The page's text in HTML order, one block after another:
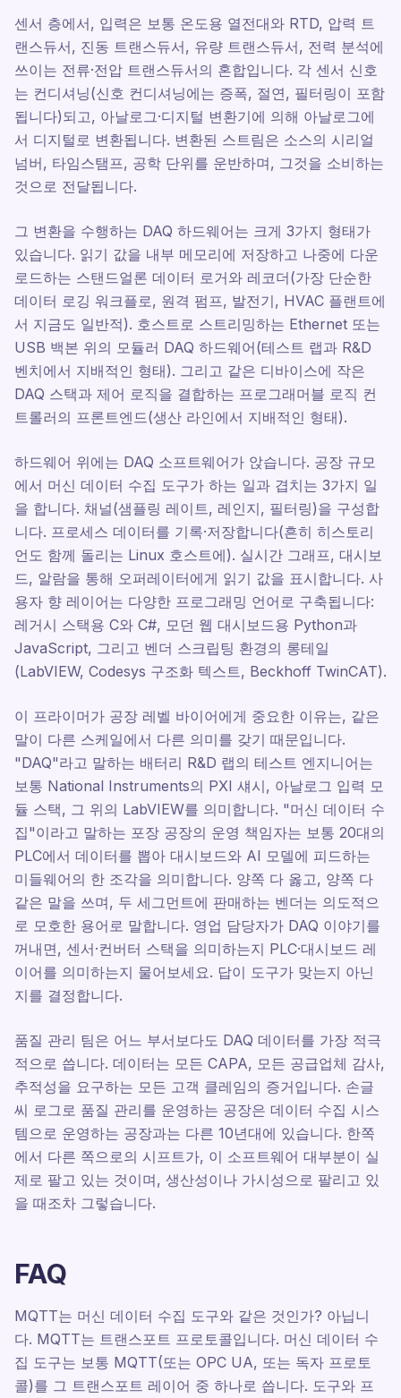
센서 층에서, 입력은 보통 온도용 열전대와 RTD, 압력 트
랜스듀서, 진동 트랜스듀서, 유량 트랜스듀서, 전력 분석에
쓰이는 전류·전압 트랜스듀서의 혼합입니다. 각 센서 신호
는 컨디셔닝(신호 컨디셔닝에는 증폭, 절연, 필터링이 포함
됩니다)되고, 아날로그·디지털 변환기에 의해 아날로그에
서 디지털로 변환됩니다. 변환된 스트림은 소스의 시리얼
넘버, 타임스탬프, 공학 단위를 운반하며, 그것을 소비하는
것으로 전달됩니다.
그 변환을 수행하는 DAQ 하드웨어는 크게 3가지 형태가
있습니다. 읽기 값을 내부 메모리에 저장하고 나중에 다운
로드하는 스탠드얼론 데이터 로거와 레코더(가장 단순한
데이터 로깅 워크플로, 원격 펌프, 발전기, HVAC 플랜트에
서 지금도 일반적). 호스트로 스트리밍하는 Ethernet 또는
USB 백본 위의 모듈러 DAQ 하드웨어(테스트 랩과 R&D
벤치에서 지배적인 형태). 그리고 같은 디바이스에 작은
DAQ 스택과 제어 로직을 결합하는 프로그래머블 로직 컨
트롤러의 프론트엔드(생산 라인에서 지배적인 형태).
하드웨어 위에는 DAQ 소프트웨어가 앉습니다. 공장 규모
에서 머신 데이터 수집 도구가 하는 일과 겹치는 3가지 일
을 합니다. 채널(샘플링 레이트, 레인지, 필터링)을 구성합
니다. 프로세스 데이터를 기록·저장합니다(흔히 히스토리
언도 함께 돌리는 Linux 호스트에). 실시간 그래프, 대시보
드, 알람을 통해 오퍼레이터에게 읽기 값을 표시합니다. 사
용자 향 레이어는 다양한 프로그래밍 언어로 구축됩니다:
레거시 스택용 C와 C#, 모던 웹 대시보드용 Python과
JavaScript, 그리고 벤더 스크립팅 환경의 롱테일
(LabVIEW, Codesys 구조화 텍스트, Beckhoff TwinCAT).
이 프라이머가 공장 레벨 바이어에게 중요한 이유는, 같은
말이 다른 스케일에서 다른 의미를 갖기 때문입니다.
"DAQ"라고 말하는 배터리 R&D 랩의 테스트 엔지니어는
보통 National Instruments의 PXI 섀시, 아날로그 입력 모
듈 스택, 그 위의 LabVIEW를 의미합니다. "머신 데이터 수
집"이라고 말하는 포장 공장의 운영 책임자는 보통 20대의
PLC에서 데이터를 뽑아 대시보드와 AI 모델에 피드하는
미들웨어의 한 조각을 의미합니다. 양쪽 다 옳고, 양쪽 다
같은 말을 쓰며, 두 세그먼트에 판매하는 벤더는 의도적으
로 모호한 용어로 말합니다. 영업 담당자가 DAQ 이야기를
꺼내면, 센서·컨버터 스택을 의미하는지 PLC·대시보드 레
이어를 의미하는지 물어보세요. 답이 도구가 맞는지 아닌
지를 결정합니다.
품질 관리 팀은 어느 부서보다도 DAQ 데이터를 가장 적극
적으로 씁니다. 데이터는 모든 CAPA, 모든 공급업체 감사,
추적성을 요구하는 모든 고객 클레임의 증거입니다. 손글
씨 로그로 품질 관리를 운영하는 공장은 데이터 수집 시스
템으로 운영하는 공장과는 다른 10년대에 있습니다. 한쪽
에서 다른 쪽으로의 시프트가, 이 소프트웨어 대부분이 실
제로 팔고 있는 것이며, 생산성이나 가시성으로 팔리고 있
을 때조차 그렇습니다.
FAQ
MQTT는 머신 데이터 수집 도구와 같은 것인가? 아닙니
다. MQTT는 트랜스포트 프로토콜입니다. 머신 데이터 수
집 도구는 보통 MQTT(또는 OPC UA, 또는 독자 프로토
콜)를 그 트랜스포트 레이어 중 하나로 씁니다. 도구와 프